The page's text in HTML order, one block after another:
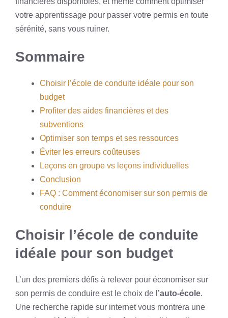
votre apprentissage pour passer votre permis en toute
sérénité, sans vous ruiner.
Sommaire
Choisir l’école de conduite idéale pour son
budget
Profiter des aides financières et des
subventions
Optimiser son temps et ses ressources
Éviter les erreurs coûteuses
Leçons en groupe vs leçons individuelles
Conclusion
FAQ : Comment économiser sur son permis de
conduire
Choisir l’école de conduite
idéale pour son budget
L’un des premiers défis à relever pour économiser sur
son permis de conduire est le choix de l’auto-école.
Une recherche rapide sur internet vous montrera une